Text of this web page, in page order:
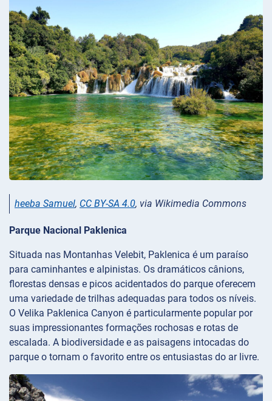
heeba Samuel, CC BY-SA 4.0, via Wikimedia Commons
Parque Nacional Paklenica
Situada nas Montanhas Velebit, Paklenica é um paraíso
para caminhantes e alpinistas. Os dramáticos cânions,
florestas densas e picos acidentados do parque oferecem
uma variedade de trilhas adequadas para todos os níveis.
O Velika Paklenica Canyon é particularmente popular por
suas impressionantes formações rochosas e rotas de
escalada. A biodiversidade e as paisagens intocadas do
parque o tornam o favorito entre os entusiastas do ar livre.